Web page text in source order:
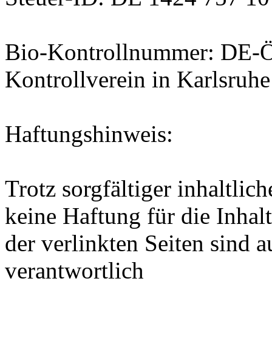
Bio-Kontrollnummer: DE-
Kontrollverein in Karlsruhe
Haftungshinweis:
Trotz sorgfältiger
keine Haftung für die
der verlinkten Seiten sind
verantwortlich